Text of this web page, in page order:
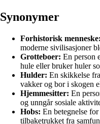
Synonymer
Forhistorisk menneske:
moderne sivilisasjoner
Grotteboer: En person
hule eller bruker huler
Hulder: En skikkelse
vakker og bor i skogen
Hjemmesitter: En
og unngår sosiale
Hobs: En betegnelse
tilbaketrukket fra